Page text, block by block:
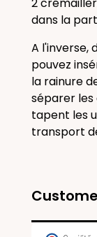
dans la
A l'inverse,
pouvez
la rainure
séparer les
tapent les
transport